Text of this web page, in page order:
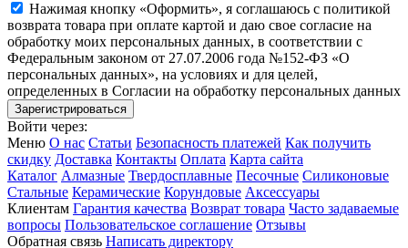
Нажимая кнопку «Оформить», я соглашаюсь с политикой
возврата товара при оплате картой и даю свое согласие на
обработку моих персональных данных, в соответствии с
Федеральным законом от 27.07.2006 года №152-ФЗ «О
персональных данных», на условиях и для целей,
определенных в Согласии на обработку персональных данных
Войти через:
Меню О нас Статьи Безопасность платежей Как получить
скидку Доставка Контакты Оплата Карта сайта
Каталог Алмазные Твердосплавные Песочные Силиконовые
Стальные Керамические Корундовые Аксессуары
Клиентам Гарантия качества Возврат товара Часто задаваемые
вопросы Пользовательское соглашение Отзывы
Обратная связь Написать директору